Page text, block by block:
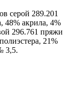
серой 289.201
48% акрила, 4%
296.761 пряжи
21%
3,5.